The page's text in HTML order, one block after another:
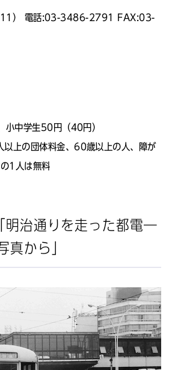
） 電話:03-3486-2791 FAX:03-
中学生50円（40円）
以上の団体料金、60歳以上の人、障が
1人は無料
明治通りを走った都電―
真から」